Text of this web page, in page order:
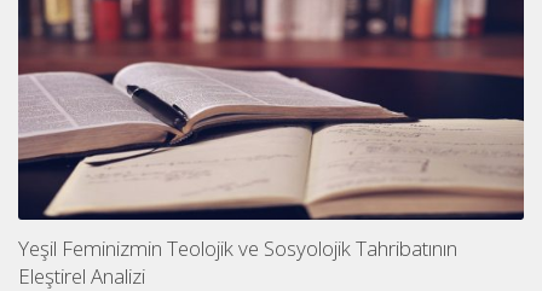
Yeşil Feminizmin Teolojik ve Sosyolojik Tahribatının
Eleştirel Analizi